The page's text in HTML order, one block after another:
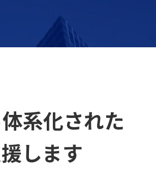
系化された
します